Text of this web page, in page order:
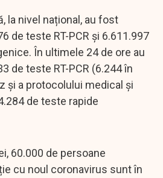
la nivel național, au fost
de teste RT-PCR și 6.611.997
În ultimele 24 de ore au
de teste RT-PCR (6.244 în
și a protocolului medical și
de teste rapide
60.000 de persoane
cu noul coronavirus sunt în